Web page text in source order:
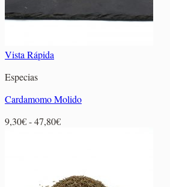
Vista Rápida
Especias
Cardamomo Molido
9,30€-47,80€Rango
hasta